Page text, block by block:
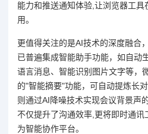
能力和推送通知体验,让浏览器工
用。
更值得关注的是AI技术的深度融合
已普遍集成智能助手功能，如自动
语言消息、智能识别图片文字等，
的"智能摘要"功能，可自动提炼长
则通过AI降噪技术实现会议背景声
不仅提升了沟通效率,更将即时通讯
为智能协作平台。